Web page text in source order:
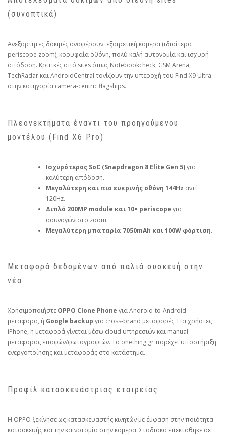
(συνοπτικά)
Ανεξάρτητες δοκιμές αναφέρουν: εξαιρετική κάμερα (ιδιαίτερα
periscope zoom), κορυφαία οθόνη, πολύ καλή αυτονομία και ισχυρή
απόδοση. Κριτικές από sites όπως Notebookcheck, GSM Arena,
TechRadar και AndroidCentral τονίζουν την υπεροχή του Find X9 Ultra
στην κατηγορία camera‑centric flagships.
Πλεονεκτήματα έναντι του προηγούμενου
μοντέλου (Find X6 Pro)
Ισχυρότερος SoC (Snapdragon 8 Elite Gen 5)για
καλύτερη απόδοση.
Μεγαλύτερη και πιο ευκρινής οθόνη 144Hz αντί
120Hz.
Διπλό 200MP module και 10× periscope για
ασυναγώνιστο zoom.
Μεγαλύτερη μπαταρία 7050mAh και 100W φόρτιση.
Μεταφορά δεδομένων από παλιά συσκευή στην
νέα
Χρησιμοποιήστε OPPO Clone Phone για Android‑to‑Android
μεταφορά, ή Google backup για cross‑brand μεταφορές. Για χρήστες
iPhone, η μεταφορά γίνεται μέσω cloud υπηρεσιών και manual
μεταφοράς επαφών/φωτογραφιών. Το onething.gr παρέχει υποστήριξη
ενεργοποίησης και μεταφοράς στο κατάστημα.
Προφίλ κατασκευάστριας εταιρείας
Η OPPO ξεκίνησε ως κατασκευαστής κινητών με έμφαση στην ποιότητα
κατασκευής και την καινοτομία στην κάμερα. Σταδιακά επεκτάθηκε σε